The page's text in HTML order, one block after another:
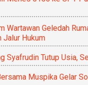
Wartawan Geledah
Jalur Hukum
Syafrudin Tutup Usia,
Muspika Gelar